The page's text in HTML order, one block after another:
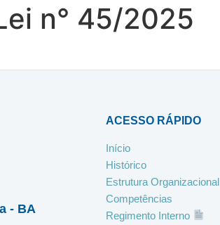
n° 45/2025
- BA
ACESSO RÁPIDO
Início
Histórico
Estrutura Organizacional
Competências
Regimento Interno